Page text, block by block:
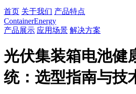
首页 关于我们 产品特点
ContainerEnergy
产品展示 应用场景 解决方案
光伏集装箱电池健
统：选型指南与技